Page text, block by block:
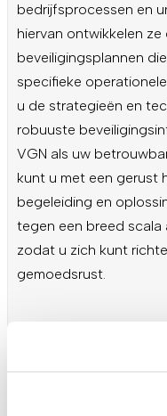
bedrijfsprocessen en
hiervan ontwikkelen
beveiligingsplannen
specifieke
u de strategieën en
robuuste
VGN als uw
kunt u met een gerust
begeleiding en
tegen een breed scala
zodat u zich kunt
gemoedsrust.